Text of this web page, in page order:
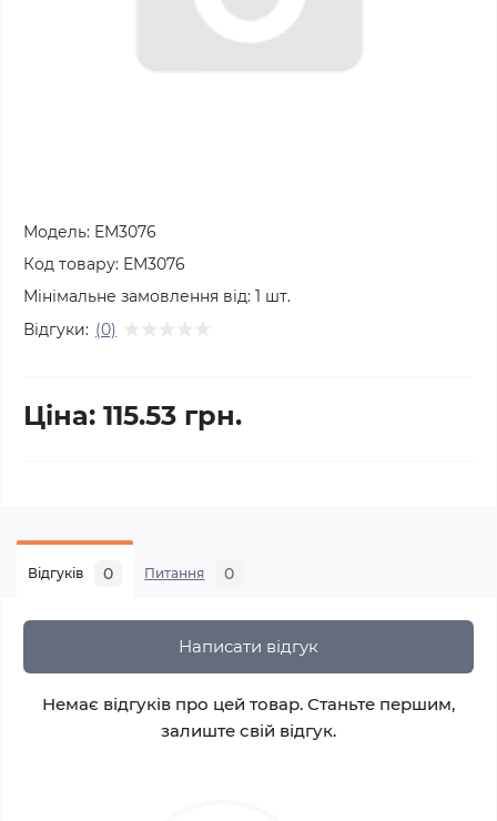
Модель: EM3076
Код товару: EM3076
Мінімальне замовлення від: 1 шт.
Відгуки: (0)
Ціна: 115.53 грн.
Відгуків 0 Питання 0
Написати відгук
Немає відгуків про цей товар. Станьте першим,
залиште свій відгук.